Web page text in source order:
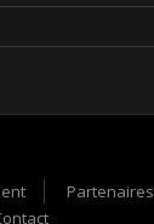
Partenaires